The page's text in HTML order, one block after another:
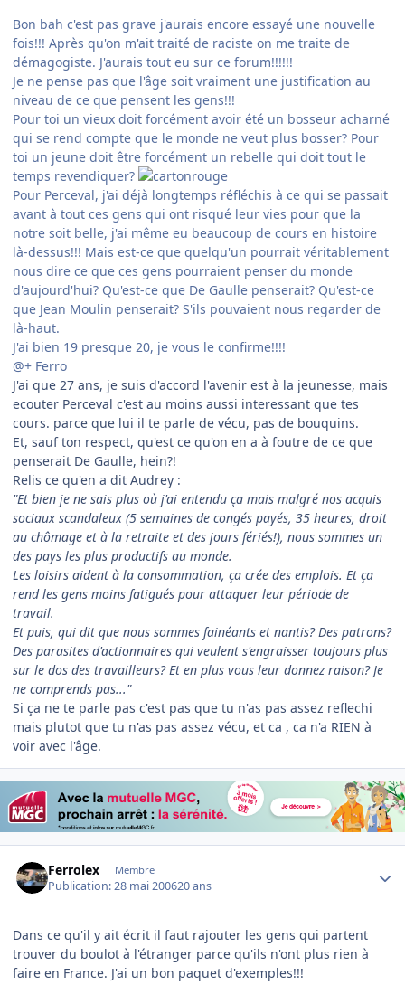
Bon bah c'est pas grave j'aurais encore essayé une nouvelle
fois!!! Après qu'on m'ait traité de raciste on me traite de
démagogiste. J'aurais tout eu sur ce forum!!!!!!
Je ne pense pas que l'âge soit vraiment une justification au
niveau de ce que pensent les gens!!!
Pour toi un vieux doit forcément avoir été un bosseur acharné
qui se rend compte que le monde ne veut plus bosser? Pour
toi un jeune doit être forcément un rebelle qui doit tout le
temps revendiquer?
Pour Perceval, j'ai déjà longtemps réfléchis à ce qui se passait
avant à tout ces gens qui ont risqué leur vies pour que la
notre soit belle, j'ai même eu beaucoup de cours en histoire
là-dessus!!! Mais est-ce que quelqu'un pourrait véritablement
nous dire ce que ces gens pourraient penser du monde
d'aujourd'hui? Qu'est-ce que De Gaulle penserait? Qu'est-ce
que Jean Moulin penserait? S'ils pouvaient nous regarder de
là-haut.
J'ai bien 19 presque 20, je vous le confirme!!!!
@+ Ferro
J'ai que 27 ans, je suis d'accord l'avenir est à la jeunesse, mais
ecouter Perceval c'est au moins aussi interessant que tes
cours. parce que lui il te parle de vécu, pas de bouquins.
Et, sauf ton respect, qu'est ce qu'on en a à foutre de ce que
penserait De Gaulle, hein?!
Relis ce qu'en a dit Audrey :
"Et bien je ne sais plus où j'ai entendu ça mais malgré nos acquis
sociaux scandaleux (5 semaines de congés payés, 35 heures, droit
au chômage et à la retraite et des jours fériés!), nous sommes un
des pays les plus productifs au monde.
Les loisirs aident à la consommation, ça crée des emplois. Et ça
rend les gens moins fatigués pour attaquer leur période de
travail.
Et puis, qui dit que nous sommes fainéants et nantis? Des patrons?
Des parasites d'actionnaires qui veulent s'engraisser toujours plus
sur le dos des travailleurs? Et en plus vous leur donnez raison? Je
ne comprends pas..."
Si ça ne te parle pas c'est pas que tu n'as pas assez reflechi
mais plutot que tu n'as pas assez vécu, et ca , ca n'a RIEN à
voir avec l'âge.
Ferrolex Membre
Publication:28 mai 200620 ans
Dans ce qu'il y ait écrit il faut rajouter les gens qui partent
trouver du boulot à l'étranger parce qu'ils n'ont plus rien à
faire en France. J'ai un bon paquet d'exemples!!!